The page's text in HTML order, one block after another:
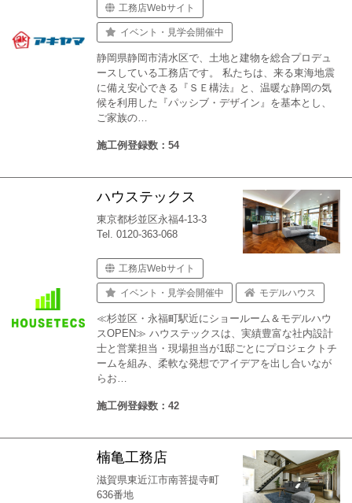
工務店Webサイト
イベント・見学会開催中
静岡県静岡市清水区で、土地と建物を総合プロデュ
ースしている工務店です。 私たちは、来る東海地震
に備え安心できる『ＳＥ構法』と、温暖な静岡の気
候を利用した『パッシブ・デザイン』を基本とし、
ご家族の…
施工例登録数：54
ハウステックス
東京都杉並区永福4-13-3
Tel. 0120-363-068
工務店Webサイト
イベント・見学会開催中 モデルハウス
≪杉並区・永福町駅近にショールーム＆モデルハウ
スOPEN≫ ハウステックスは、実績豊富な社内設計
士と営業担当・現場担当が1邸ごとにプロジェクトチ
ームを組み、柔軟な発想でアイデアを出し合いなが
らお…
施工例登録数：42
楠亀工務店
滋賀県東近江市南菩提寺町
636番地